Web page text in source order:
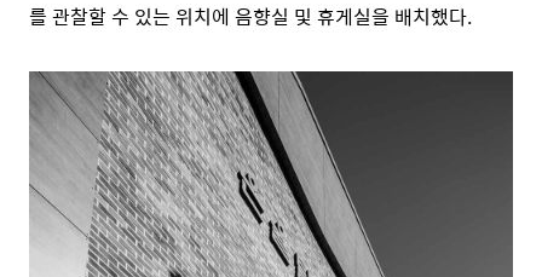
를 관찰할 수 있는 위치에 음향실 및 휴게실을 배치했다.